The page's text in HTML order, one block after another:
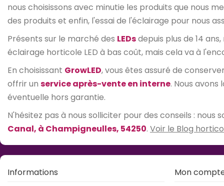
nous choisissons avec minutie les produits que nous
des produits et enfin, l'essai de l'éclairage pour nous
Présents sur le marché des LEDsdepuis plus de 14
éclairage horticole LED à bas coût, mais cela va à
En choisissant GrowLED, vous êtes assuré de
offrir un service après-vente en interne. Nous
éventuelle hors garantie.
N'hésitez pas à nous solliciter pour des conseils : nous
Canal, à Champigneulles, 54250. Voir le Blog
Informations Mon